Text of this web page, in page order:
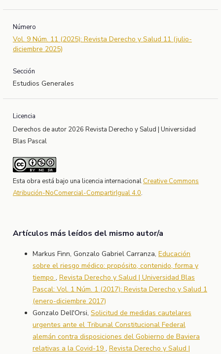
Número
Vol. 9 Núm. 11 (2025): Revista Derecho y Salud 11 (julio-
diciembre 2025)
Sección
Estudios Generales
Licencia
Derechos de autor 2026 Revista Derecho y Salud | Universidad
Blas Pascal
Esta obra está bajo una licencia internacional Creative Commons
Atribución-NoComercial-CompartirIgual 4.0.
Artículos más leídos del mismo autor/a
Markus Finn, Gonzalo Gabriel Carranza, Educación
sobre el riesgo médico: propósito, contenido, forma y
tiempo , Revista Derecho y Salud | Universidad Blas
Pascal: Vol. 1 Núm. 1 (2017): Revista Derecho y Salud 1
(enero-diciembre 2017)
Gonzalo Dell'Orsi, Solicitud de medidas cautelares
urgentes ante el Tribunal Constitucional Federal
alemán contra disposiciones del Gobierno de Baviera
relativas a la Covid-19 , Revista Derecho y Salud |